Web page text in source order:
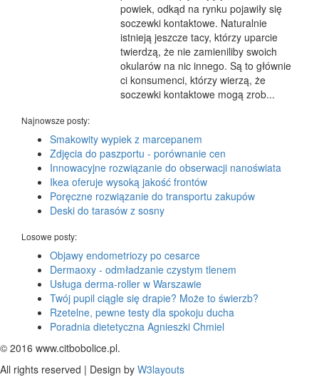
powiek, odkąd na rynku pojawiły się
soczewki kontaktowe. Naturalnie
istnieją jeszcze tacy, którzy uparcie
twierdzą, że nie zamieniliby swoich
okularów na nic innego. Są to głównie
ci konsumenci, którzy wierzą, że
soczewki kontaktowe mogą zrob...
Najnowsze posty:
Smakowity wypiek z marcepanem
Zdjęcia do paszportu - porównanie cen
Innowacyjne rozwiązanie do obserwacji nanoświata
Ikea oferuje wysoką jakość frontów
Poręczne rozwiązanie do transportu zakupów
Deski do tarasów z sosny
Losowe posty:
Objawy endometriozy po cesarce
Dermaoxy - odmładzanie czystym tlenem
Usługa derma-roller w Warszawie
Twój pupil ciągle się drapie? Może to świerzb?
Rzetelne, pewne testy dla spokoju ducha
Poradnia dietetyczna Agnieszki Chmiel
© 2016 www.citbobolice.pl.
All rights reserved | Design by W3layouts